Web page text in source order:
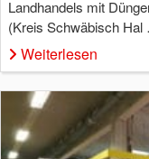
Landhandels mit
(Kreis Schwäbisch
Weiterlesen